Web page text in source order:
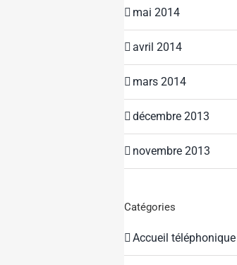
mai 2014
avril 2014
mars 2014
décembre 2013
novembre 2013
Catégories
Accueil téléphonique